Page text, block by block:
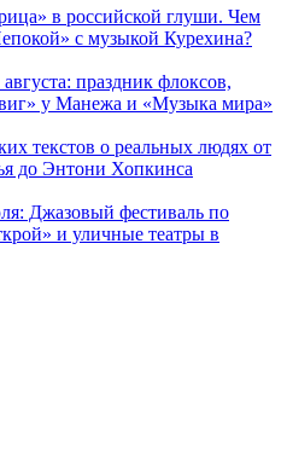
в российской глуши. Чем
с музыкой Курехина?
праздник флоксов,
у Манежа и «Музыка мира»
текстов о реальных людях от
до Энтони Хопкинса
Джазовый фестиваль по
и уличные театры в